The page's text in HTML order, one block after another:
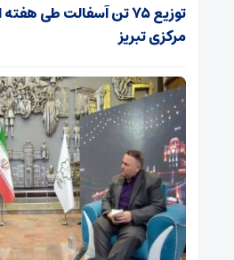
توزیع ۷۵ تن آسفالت طی
مرکزی تبریز